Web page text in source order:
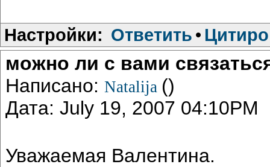
Настройки: Ответить •
можно ли с вами
Написано: Natalija ()
Дата: July 19, 2007 04:10PM
Уважаемая Валентина.